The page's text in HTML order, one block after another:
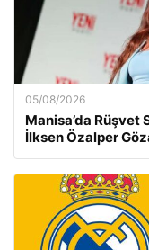
05/08/2026
Manisa’da Rüşvet
İlksen Özalper